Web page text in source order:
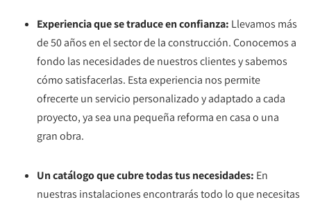
Experiencia que se traduce en confianza: Llevamos más
de 50 años en el sector de la construcción. Conocemos a
fondo las necesidades de nuestros clientes y sabemos
cómo satisfacerlas. Esta experiencia nos permite
ofrecerte un servicio personalizado y adaptado a cada
proyecto, ya sea una pequeña reforma en casa o una
gran obra.
Un catálogo que cubre todas tus necesidades: En
nuestras instalaciones encontrarás todo lo que necesitas